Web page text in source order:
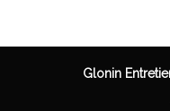
Glonin